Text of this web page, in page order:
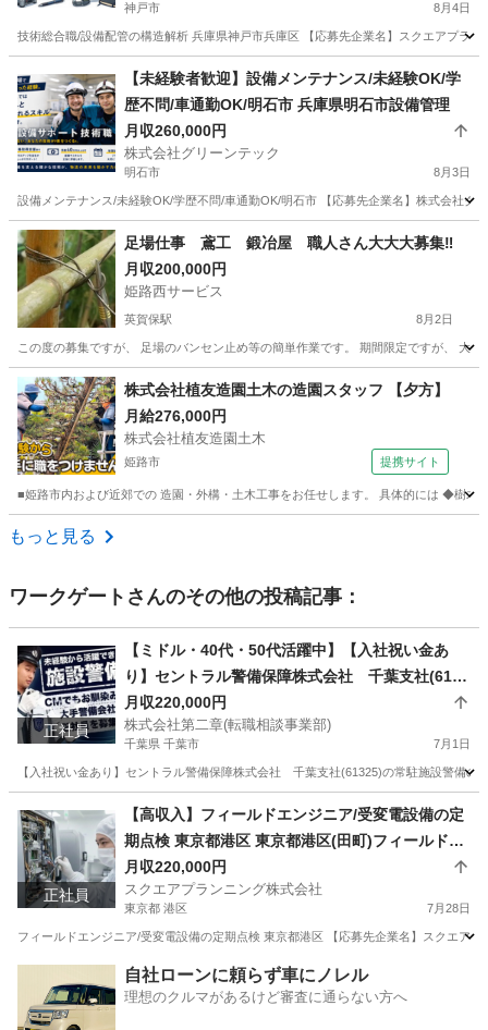
神戸市 8月4日
技術総合職/設備配管の構造解析 兵庫県神戸市兵庫区 【応募先企業名】スクエアプラ
測量
【未経験者歓迎】設備メンテナンス/未経験OK/学
歴不問/車通勤OK/明石市 兵庫県明石市設備管理
月収260,000円
株式会社グリーンテック
明石市 8月3日
設備メンテナンス/未経験OK/学歴不問/車通勤OK/明石市 【応募先企業名】株式会社
兵庫 明石市 その他 未経験
足場仕事 鳶工 鍛冶屋 職人さん大大大募集‼︎
月収200,000円
姫路西サービス
英賀保駅 8月2日
この度の募集ですが、 足場のバンセン止め等の簡単作業です。 期間限定ですが、 大
兵庫 姫路市 英賀保駅 鳶職 鍛冶屋
株式会社植友造園土木の造園スタッフ 【夕方】
月給276,000円
株式会社植友造園土木
姫路市 提携サイト
■姫路市内および近郊での 造園・外構・土木工事をお任せします。 具体的には ◆樹
兵庫 姫路市
もっと見る
ワークゲート さんのその他の投稿記事：
正社員
【ミドル・40代・50代活躍中】【入社祝い金あ
り】セントラル警備保障株式会社 千葉支社(6132
5)の常駐施設警備の正社員 - 京成千葉駅 千葉県千
葉市中央区(京成千葉)常駐施設警備
月収220,000円
株式会社第二章(転職相談事業部)
千葉県 千葉市 7月1日
【入社祝い金あり】セントラル警備保障株式会社 千葉支社(61325)の常駐施設警備
警備員
正社員
【高収入】フィールドエンジニア/受変電設備の定
期点検 東京都港区 東京都港区(田町)フィールドエ
ンジニア
月収220,000円
スクエアプランニング株式会社
東京都 港区 7月28日
フィールドエンジニア/受変電設備の定期点検 東京都港区 【応募先企業名】スクエア
その他 業務
自社ローンに頼らず車にノレル
理想のクルマがあるけど審査に通らない方へ